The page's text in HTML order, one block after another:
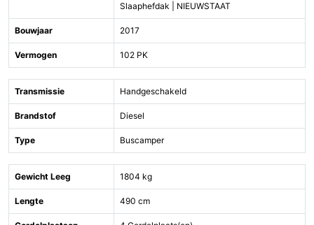
Slaaphefdak | NIEUWSTAAT
Bouwjaar 2017
Vermogen 102 PK
Transmissie Handgeschakeld
Brandstof Diesel
Type Buscamper
Gewicht Leeg 1804 kg
Lengte 490 cm